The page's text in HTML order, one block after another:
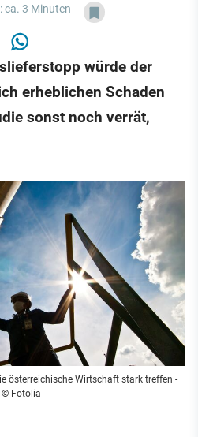
ca. 3 Minuten
würde der
erheblichen Schaden
sonst noch verrät,
österreichische Wirtschaft stark treffen -
© Fotolia